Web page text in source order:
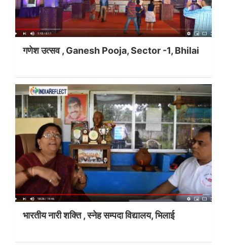
गणेश उत्सव , Ganesh Pooja, Sector -1, Bhilai
भारतीय नारी शक्ति , स्नेह सम्पदा विद्यालय, भिलाई